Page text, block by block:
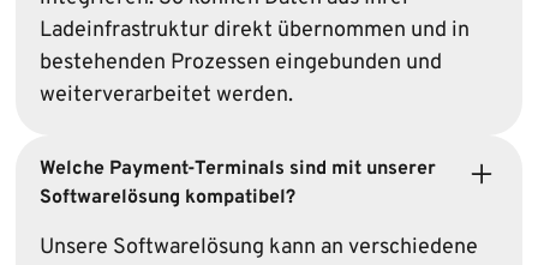
Ladeinfrastruktur direkt übernommen und in
bestehenden Prozessen eingebunden und
weiterverarbeitet werden.
Welche Payment-Terminals sind mit unserer
Soft­ware­lösung kompatibel?
Unsere Software­lösung kann an verschiedene